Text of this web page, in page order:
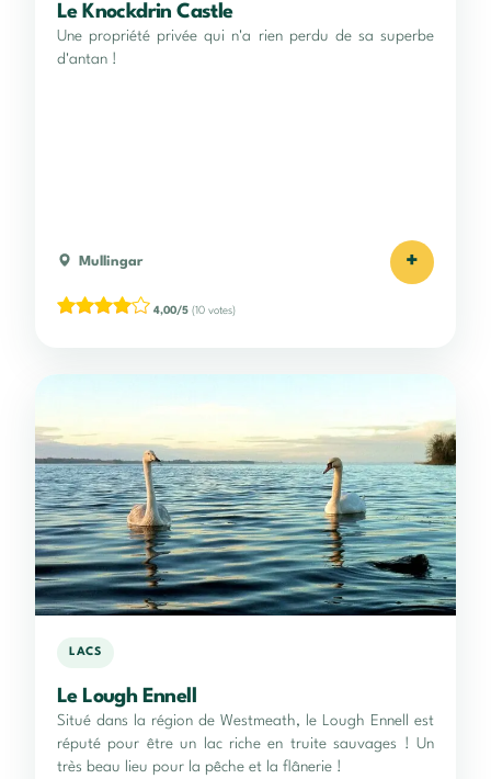
Le Knockdrin Castle
Une propriété privée qui n'a rien perdu de sa superbe
d'antan !
Mullingar +
4,00/5 (10 votes)
LACS
Le Lough Ennell
Situé dans la région de Westmeath, le Lough Ennell est
réputé pour être un lac riche en truite sauvages ! Un
très beau lieu pour la pêche et la flânerie !